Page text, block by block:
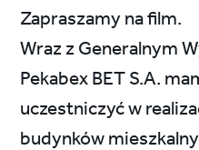
Zapraszamy na film.
Wraz z Generalnym
Pekabex BET S.A.
uczestniczyć w
budynków